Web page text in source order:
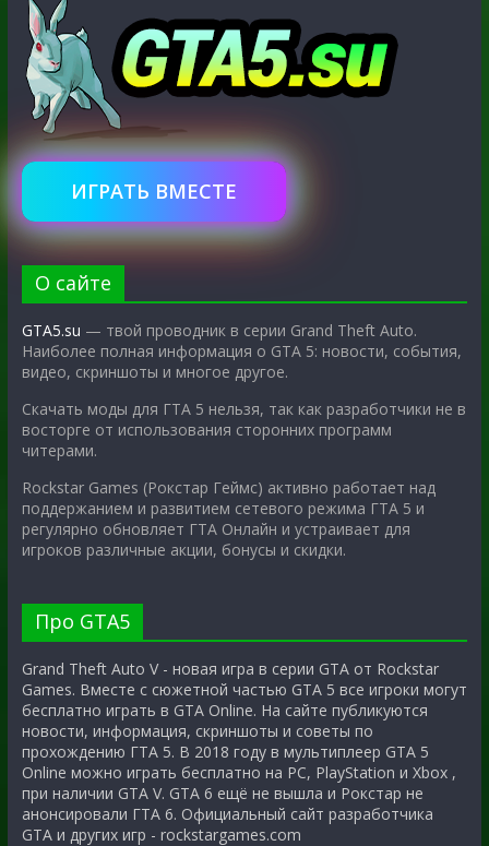
ИГРАТЬ ВМЕСТЕ
О сайте
GTA5.su — твой проводник в серии Grand Theft Auto.
Наиболее полная информация о GTA 5: новости, события,
видео, скриншоты и многое другое.
Скачать моды для ГТА 5 нельзя, так как разработчики не в
восторге от использования сторонних программ
читерами.
Rockstar Games (Рокстар Геймс) активно работает над
поддержанием и развитием сетевого режима ГТА 5 и
регулярно обновляет ГТА Онлайн и устраивает для
игроков различные акции, бонусы и скидки.
Про GTA5
Grand Theft Auto V - новая игра в серии GTA от Rockstar
Games. Вместе с сюжетной частью GTA 5 все игроки могут
бесплатно играть в GTA Online. На сайте публикуются
новости, информация, скриншоты и советы по
прохождению ГТА 5. В 2018 году в мультиплеер GTA 5
Online можно играть бесплатно на PC, PlayStation и Xbox ,
при наличии GTA V. GTA 6 ещё не вышла и Рокстар не
анонсировали ГТА 6. Официальный сайт разработчика
GTA и других игр - rockstargames.com